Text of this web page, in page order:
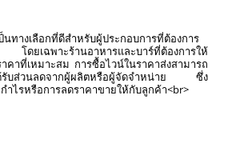
นทางเลือกที่ดีสำหรับผู้ประกอบการที่ต้องการ
ดยเฉพาะร้านอาหารและบาร์ที่ต้องการให้
คาที่เหมาะสม การซื้อไวน์ในราคาส่งสามารถ
ด้รับส่วนลดจากผู้ผลิตหรือผู้จัดจำหน่าย ซึ่ง
ำไรหรือการลดราคาขายให้กับลูกค้า<br>